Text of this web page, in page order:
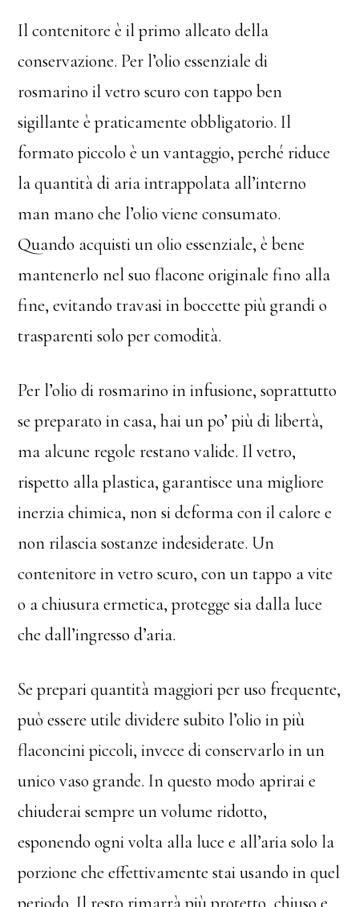
Il contenitore è il primo alleato della
conservazione. Per l’olio essenziale di
rosmarino il vetro scuro con tappo ben
sigillante è praticamente obbligatorio. Il
formato piccolo è un vantaggio, perché riduce
la quantità di aria intrappolata all’interno
man mano che l’olio viene consumato.
Quando acquisti un olio essenziale, è bene
mantenerlo nel suo flacone originale fino alla
fine, evitando travasi in boccette più grandi o
trasparenti solo per comodità.
Per l’olio di rosmarino in infusione, soprattutto
se preparato in casa, hai un po’ più di libertà,
ma alcune regole restano valide. Il vetro,
rispetto alla plastica, garantisce una migliore
inerzia chimica, non si deforma con il calore e
non rilascia sostanze indesiderate. Un
contenitore in vetro scuro, con un tappo a vite
o a chiusura ermetica, protegge sia dalla luce
che dall’ingresso d’aria.
Se prepari quantità maggiori per uso frequente,
può essere utile dividere subito l’olio in più
flaconcini piccoli, invece di conservarlo in un
unico vaso grande. In questo modo aprirai e
chiuderai sempre un volume ridotto,
esponendo ogni volta alla luce e all’aria solo la
porzione che effettivamente stai usando in quel